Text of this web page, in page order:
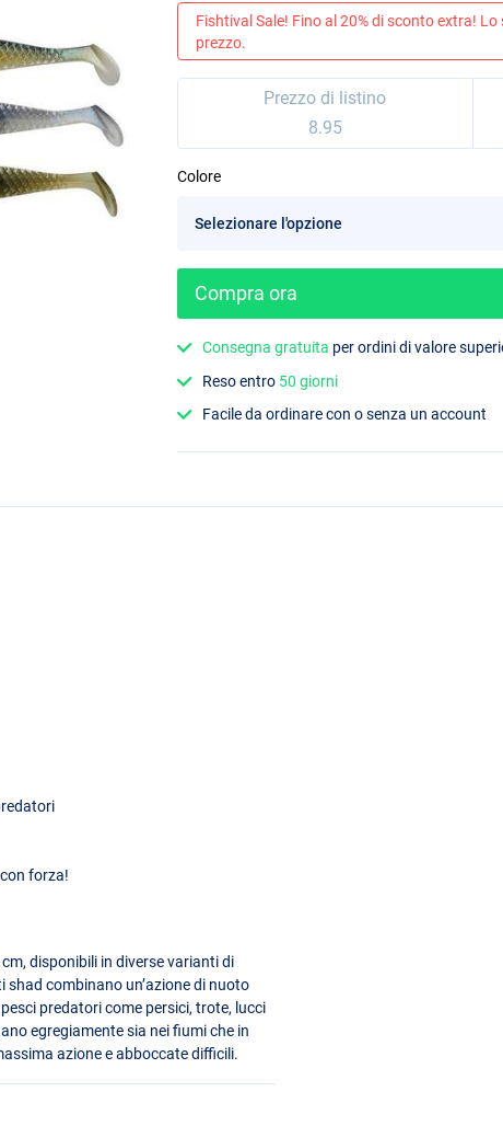
Fishtival Sale! Fino al 20% di sconto extra!
prezzo.
Prezzo di listino
8.95
Colore
Compra ora
Consegna gratuita per ordini di valore
Reso entro 50 giorni
Facile da ordinare con o senza un account
forza!
disponibili in diverse varianti di
combinano un’azione di nuoto
predatori come persici, trote, lucci
egregiamente sia nei fiumi che in
azione e abboccate difficili.